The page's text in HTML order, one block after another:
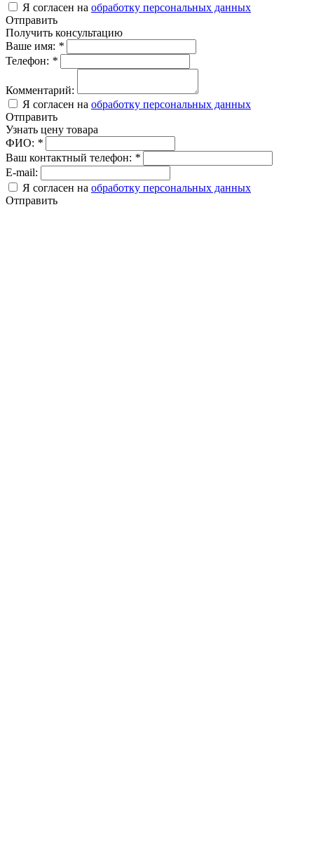
Я согласен на обработку персональных данных
Отправить
Получить консультацию
Ваше имя: *
Телефон: *
Комментарий:
Я согласен на обработку персональных данных
Отправить
Узнать цену товара
ФИО: *
Ваш контактный телефон: *
E-mail:
Я согласен на обработку персональных данных
Отправить